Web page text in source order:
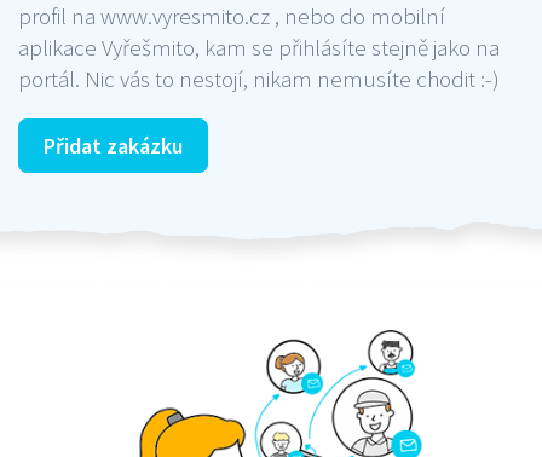
profil na www.vyresmito.cz , nebo do mobilní
aplikace Vyřešmito, kam se přihlásíte stejně jako na
portál. Nic vás to nestojí, nikam nemusíte chodit :-)
Přidat zakázku